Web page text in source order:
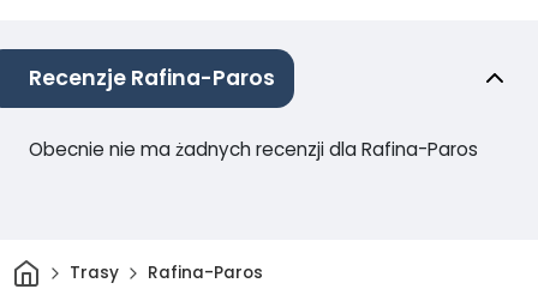
Recenzje Rafina-Paros
Obecnie nie ma żadnych recenzji dla Rafina-Paros
DomTrasy Rafina-Paros